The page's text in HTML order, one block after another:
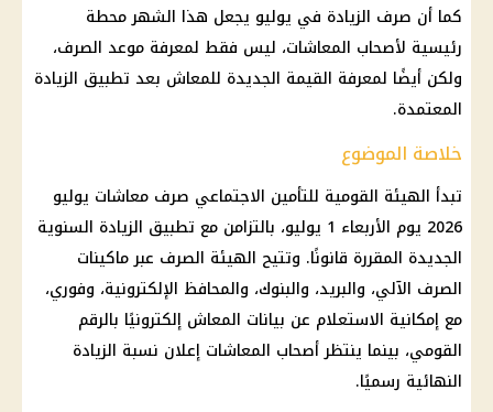
كما أن صرف الزيادة في يوليو يجعل هذا الشهر محطة
رئيسية لأصحاب المعاشات، ليس فقط لمعرفة موعد الصرف،
ولكن أيضًا لمعرفة القيمة الجديدة للمعاش بعد تطبيق الزيادة
المعتمدة.
خلاصة الموضوع
تبدأ الهيئة القومية للتأمين الاجتماعي صرف معاشات يوليو
2026 يوم الأربعاء 1 يوليو، بالتزامن مع تطبيق الزيادة السنوية
الجديدة المقررة قانونًا. وتتيح الهيئة الصرف عبر ماكينات
الصرف الآلي، والبريد، والبنوك، والمحافظ الإلكترونية، وفوري،
مع إمكانية الاستعلام عن بيانات المعاش إلكترونيًا بالرقم
القومي، بينما ينتظر أصحاب المعاشات إعلان نسبة الزيادة
النهائية رسميًا.